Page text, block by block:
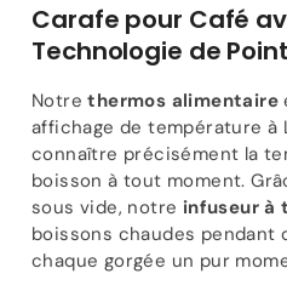
Carafe pour Café
Technologie de
Notrethermos alimentaire
affichage de température à
connaître précisément la
boisson à tout moment.
sous vide, notre infuseur à
boissons chaudes pendant
chaque gorgée un pur